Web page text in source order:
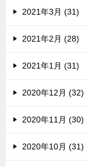
2021年3月 (31)
2021年2月 (28)
2021年1月 (31)
2020年12月 (32)
2020年11月 (30)
2020年10月 (31)